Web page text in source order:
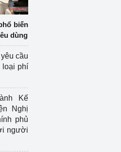
biến
dùng
cầu
loại phí
Kế
Nghị
phủ
người